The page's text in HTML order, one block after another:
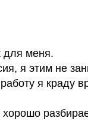
для меня.
я этим не
я краду